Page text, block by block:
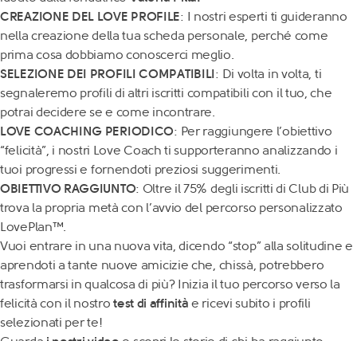
CREAZIONE DEL LOVE PROFILE: I nostri esperti ti guideranno
nella creazione della tua scheda personale, perché come
prima cosa dobbiamo conoscerci meglio.
SELEZIONE DEI PROFILI COMPATIBILI: Di volta in volta, ti
segnaleremo profili di altri iscritti compatibili con il tuo, che
potrai decidere se e come incontrare.
LOVE COACHING PERIODICO: Per raggiungere l’obiettivo
“felicità”, i nostri Love Coach ti supporteranno analizzando i
tuoi progressi e fornendoti preziosi suggerimenti.
OBIETTIVO RAGGIUNTO: Oltre il 75% degli iscritti di Club di Più
trova la propria metà con l’avvio del percorso personalizzato
LovePlan™.
Vuoi entrare in una nuova vita, dicendo “stop” alla solitudine e
aprendoti a tante nuove amicizie che, chissà, potrebbero
trasformarsi in qualcosa di più? Inizia il tuo percorso verso la
felicità con il nostrotest di affinità e ricevi subito i profili
selezionati per te!